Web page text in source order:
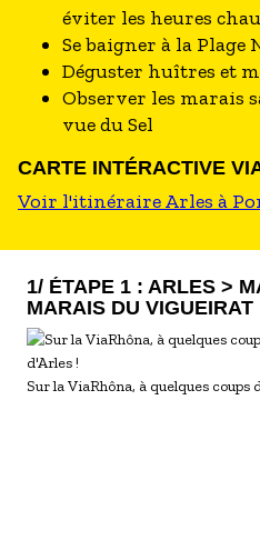
éviter les heures
Se baigner à la Plage
Déguster huîtres et
Observer les marais
vue du Sel
CARTE INTÉRACTIVE
Voir l'itinéraire Arles à
1/ ÉTAPE 1 : ARLES >
MARAIS DU VIGUEIRAT
Sur la ViaRhôna, à quelques coups